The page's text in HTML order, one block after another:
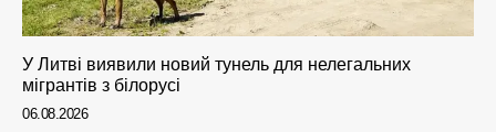
У Литві виявили новий тунель для нелегальних
мігрантів з білорусі
06.08.2026